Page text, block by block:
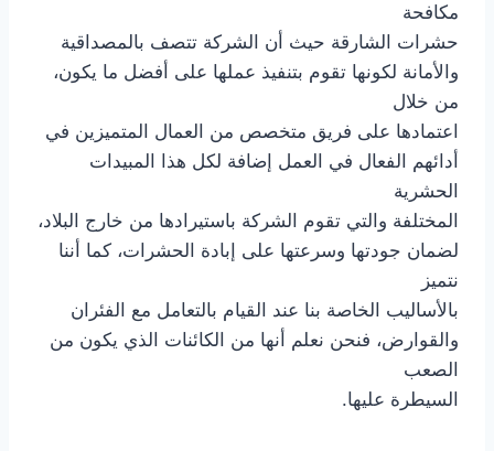
مكافحة
حشرات الشارقة حيث أن الشركة تتصف بالمصداقية
والأمانة لكونها تقوم بتنفيذ عملها على أفضل ما يكون،
من خلال
اعتمادها على فريق متخصص من العمال المتميزين في
أدائهم الفعال في العمل إضافة لكل هذا المبيدات
الحشرية
المختلفة والتي تقوم الشركة باستيرادها من خارج البلاد،
لضمان جودتها وسرعتها على إبادة الحشرات، كما أننا
نتميز
بالأساليب الخاصة بنا عند القيام بالتعامل مع الفئران
والقوارض، فنحن نعلم أنها من الكائنات الذي يكون من
الصعب
السيطرة عليها.